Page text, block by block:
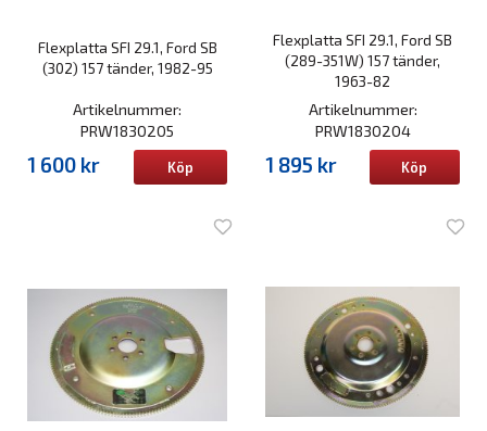
Flexplatta SFI 29.1, Ford SB
(302) 157 tänder, 1982-95
Artikelnummer:
PRW1830205
1 600 kr Köp
Flexplatta SFI 29.1, Ford SB
(289-351W) 157 tänder,
1963-82
Artikelnummer:
PRW1830204
1 895 kr Köp